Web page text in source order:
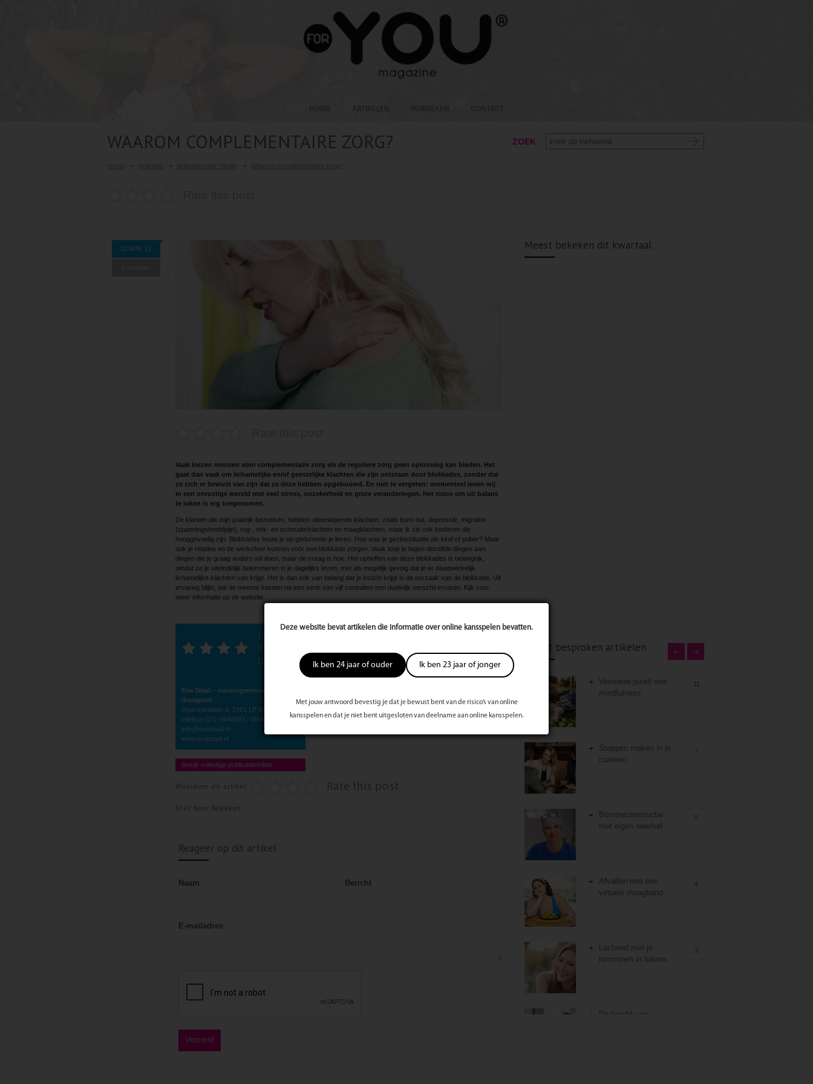
Deze website bevat artikelen die informatie over online kansspelen bevatten.
Ik ben 24 jaar of ouder Ik ben 23 jaar of jonger
Met jouw antwoord bevestig je dat je bewust bent van de risico’s van online
kansspelen en dat je niet bent uitgesloten van deelname aan online kansspelen.
WAAROM COMPLEMENTAIRE ZORG? ZOEK
10 APR 15
Vaak kiezen mensen voor complementaire zorg als de reguliere zorg geen oplossing kan bieden. Het
gaat dan vaak om lichamelijke en/of geestelijke klachten die zijn ontstaan door blokkades, zonder dat
ze zich er bewust van zijn dat ze deze hebben opgebouwd. En niet te vergeten: momenteel leven wij
in een onrustige wereld met veel stress, onzekerheid en grote veranderingen. Het risico om uit balans
te raken is erg toegenomen.
De klanten die mijn praktijk bezoeken, hebben uiteenlopende klachten, zoals burn-out, depressie, migraine
(spanningshoofdpijn), rug-, nek- en schouderklachten en maagklachten, maar ik zie ook kinderen die
hooggevoelig zijn. Blokkades bouw je op gedurende je leven. Hoe was je gezinssituatie als kind of puber? Maar
ook je relaties en de werksfeer kunnen voor een blokkade zorgen. Vaak loop je tegen dezelfde dingen aan;
dingen die je graag anders wil doen, maar de vraag is hoe. Het opheffen van deze blokkades is belangrijk,
omdat ze je uiteindelijk belemmeren in je dagelijks leven, met als mogelijk gevolg dat je er daadwerkelijk
lichamelijke klachten van krijgt. Het is dan ook van belang dat je inzicht krijgt in de oorzaak van de blokkade. Uit
ervaring blijkt, dat de meeste klanten na een serie van vijf consulten een duidelijk verschil ervaren. Kijk voor
meer informatie op de website.
Eva Staal – natuurgeneeskundig
therapeut
Hyacintenlaan 6, 2361 LP Warmond
telefoon 071-3648421 / 06-43833353
info@evastaal.nl
www.evastaal.nl
Bekijk volledige publicatie/editie
Waardeer dit artikel: Rate this post
5192 keer bekeken
Reageer op dit artikel
Naam
E-mailadres
Bericht
Meest bekeken dit kwartaal
Meest besproken artikelen
Vernieuw jezelf met
mindfulness
Stappen maken in je
carrière!
7
Borstreconstructie
met eigen weefsel
5
Afvallen met een
virtuele maagband
4
Lachend met je
hormonen in balans
3
De kracht van